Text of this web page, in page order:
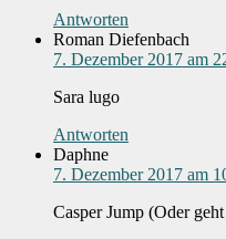
Antworten
Roman Diefenbach
7. Dezember 2017 am
Sara lugo
Antworten
Daphne
7. Dezember 2017 am
Casper Jump (Oder